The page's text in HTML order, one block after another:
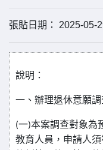
張貼日期： 2025-
說明：
一、辦理退休意願調
(一)本案調查對象為
教育人員，申請人